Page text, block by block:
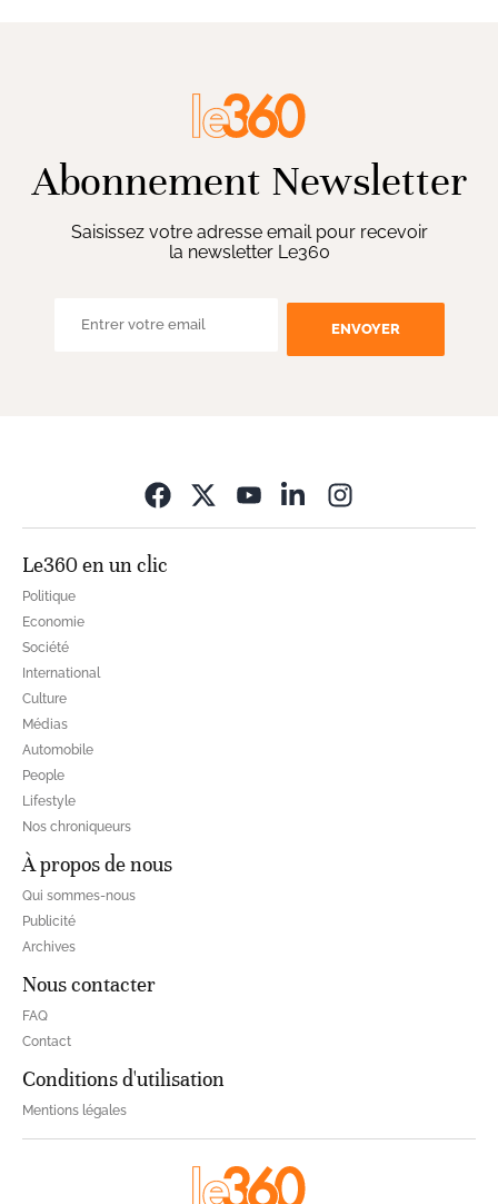
Abonnement Newsletter
Saisissez votre adresse email pour recevoir
la newsletter Le360
ENVOYER
Le360 en un clic
Politique
Economie
Société
International
Culture
Médias
Automobile
People
Lifestyle
Nos chroniqueurs
À propos de nous
Qui sommes-nous
Publicité
Archives
Nous contacter
FAQ
Contact
Conditions d'utilisation
Mentions légales